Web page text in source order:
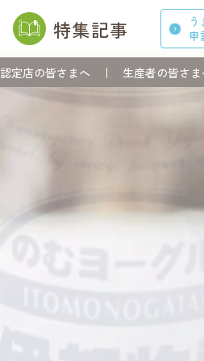
特集記事
申
認定店の皆さまへ 生産者の皆さま